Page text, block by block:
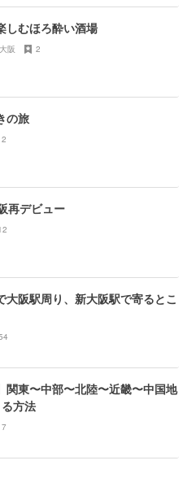
しむほろ酔い酒場
大阪 2
の旅
2
再デビュー
大阪駅周り、新大阪駅で寄るとこ
関東〜中部〜北陸〜近畿〜中国地
方法
7